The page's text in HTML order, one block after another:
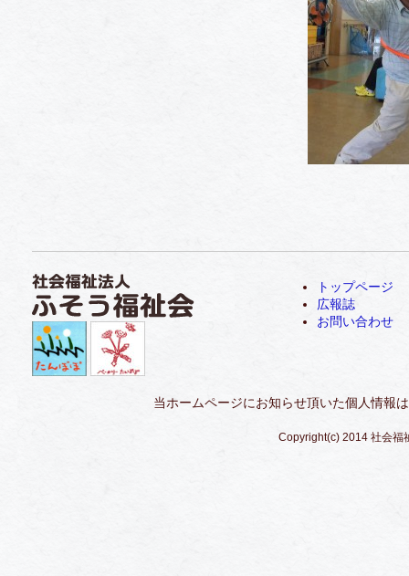
トップページ
広報誌
お問い合わせ
当ホームページにお知らせ頂いた個人情報
Copyright(c) 2014 社会